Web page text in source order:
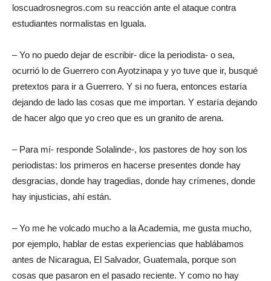
loscuadrosnegros.com su reacción ante el ataque contra
estudiantes normalistas en Iguala.
– Yo no puedo dejar de escribir- dice la periodista- o sea,
ocurrió lo de Guerrero con Ayotzinapa y yo tuve que ir, busqué
pretextos para ir a Guerrero. Y si no fuera, entonces estaría
dejando de lado las cosas que me importan. Y estaría dejando
de hacer algo que yo creo que es un granito de arena.
– Para mí- responde Solalinde-, los pastores de hoy son los
periodistas: los primeros en hacerse presentes donde hay
desgracias, donde hay tragedias, donde hay crímenes, donde
hay injusticias, ahí están.
– Yo me he volcado mucho a la Academia, me gusta mucho,
por ejemplo, hablar de estas experiencias que hablábamos
antes de Nicaragua, El Salvador, Guatemala, porque son
cosas que pasaron en el pasado reciente. Y como no hay